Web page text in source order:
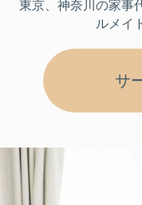
東京、神奈川 の家事
ルメイ
サ